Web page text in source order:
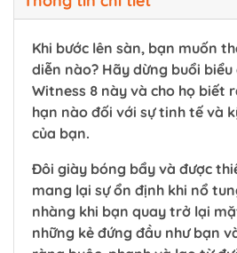
Khi bước lên sàn, bạn muốn
diễn nào? Hãy dừng buổi
Witness 8 này và cho họ biết
hạn nào đối với sự tinh tế và
của bạn.
Đôi giày bóng bẩy và được
mang lại sự ổn định khi nổ
nhàng khi bạn quay trở lại
những kẻ đứng đầu như bạn